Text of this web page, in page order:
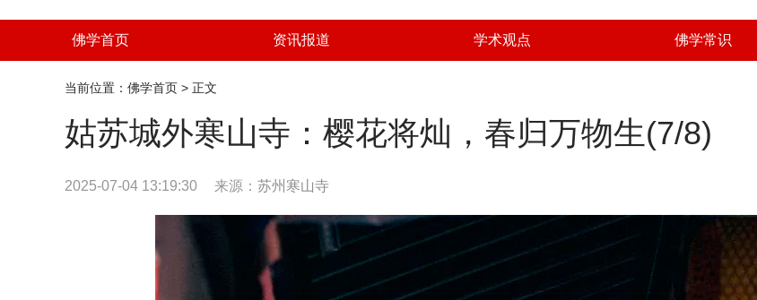
佛学首页 资讯报道 学术观点 佛学常识
当前位置： 佛学首页 > 正文
姑苏城外寒山寺：樱花将灿，春归万物生(7/8)
2025-07-04 13:19:30 来源： 苏州寒山寺